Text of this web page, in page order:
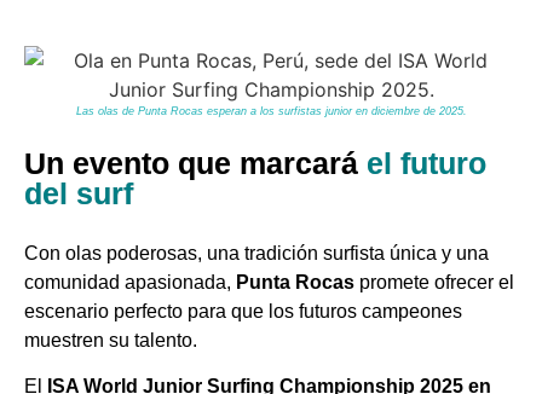
Las olas de Punta Rocas esperan a los surfistas junior en diciembre de 2025.
Un evento que marcará el futuro
del surf
Con olas poderosas, una tradición surfista única y una
comunidad apasionada, Punta Rocas promete ofrecer el
escenario perfecto para que los futuros campeones
muestren su talento.
El
ISA World Junior Surfing Championship 2025 en